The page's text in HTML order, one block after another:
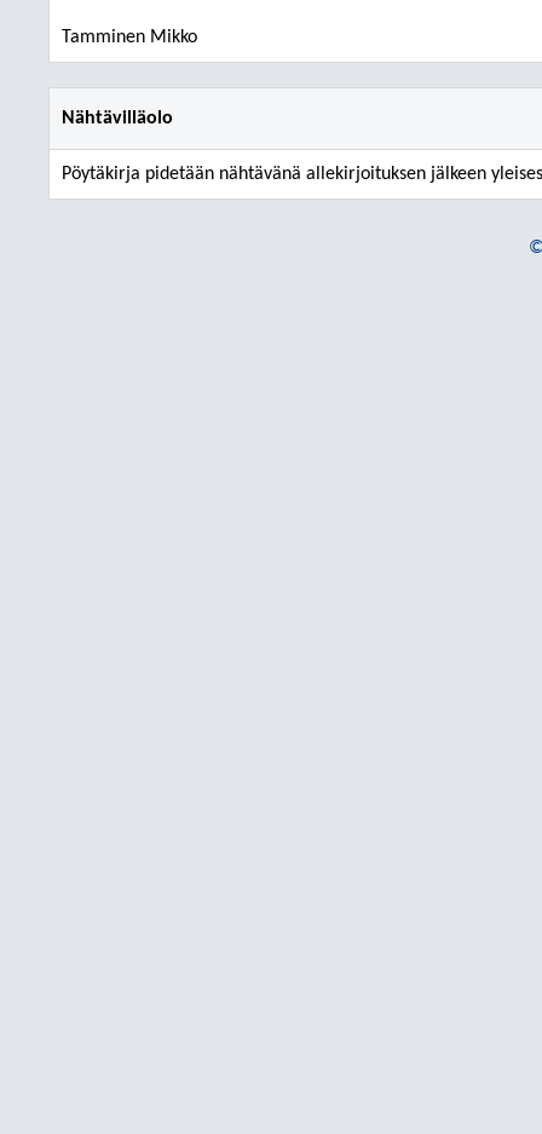
Tamminen Mikko
Nähtävilläolo
Pöytäkirja pidetään nähtävänä allekirjoituksen jälkeen